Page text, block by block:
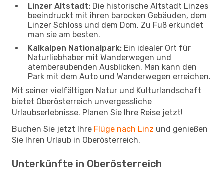
Linzer Altstadt: Die historische Altstadt Linzes
beeindruckt mit ihren barocken Gebäuden, dem
Linzer Schloss und dem Dom. Zu Fuß erkundet
man sie am besten.
Kalkalpen Nationalpark: Ein idealer Ort für
Naturliebhaber mit Wanderwegen und
atemberaubenden Ausblicken. Man kann den
Park mit dem Auto und Wanderwegen erreichen.
Mit seiner vielfältigen Natur und Kulturlandschaft
bietet Oberösterreich unvergessliche
Urlaubserlebnisse. Planen Sie Ihre Reise jetzt!
Buchen Sie jetzt Ihre Flüge nach Linz und genießen
Sie Ihren Urlaub in Oberösterreich.
Unterkünfte in Oberösterreich